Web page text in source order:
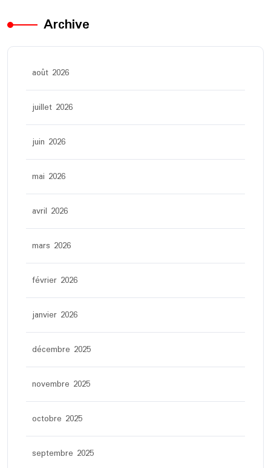
Archive
août 2026
juillet 2026
juin 2026
mai 2026
avril 2026
mars 2026
février 2026
janvier 2026
décembre 2025
novembre 2025
octobre 2025
septembre 2025